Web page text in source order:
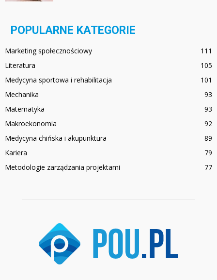
POPULARNE KATEGORIE
Marketing społecznościowy
111
Literatura
105
Medycyna sportowa i rehabilitacja
101
Mechanika
93
Matematyka
93
Makroekonomia
92
Medycyna chińska i akupunktura
89
Kariera
79
Metodologie zarządzania projektami
77